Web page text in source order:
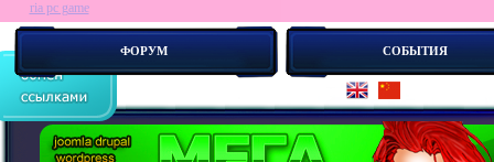
ФОРУМ СОБЫТИЯ
ria pc game